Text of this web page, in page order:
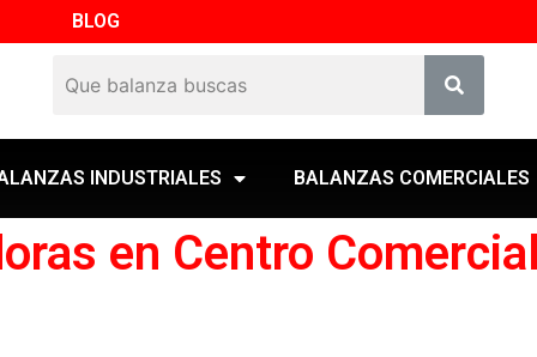
BLOG
INDUSTRIALES BALANZAS COMERCIALES
en Centro